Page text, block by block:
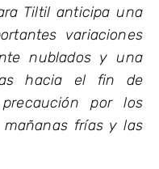
Tiltil anticipa una
variaciones
nublados y una
hacia el fin de
por los
frías y las